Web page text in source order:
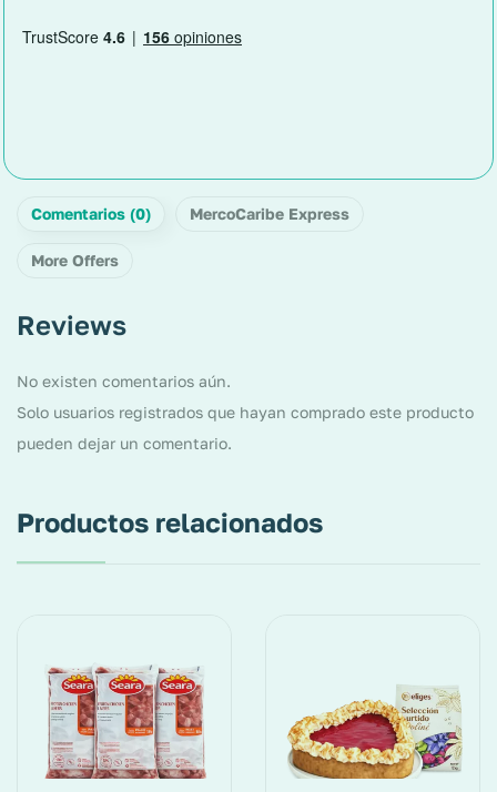
Comentarios (0) MercoCaribe Express
More Offers
Reviews
No existen comentarios aún.
Solo usuarios registrados que hayan comprado este producto
pueden dejar un comentario.
Productos relacionados